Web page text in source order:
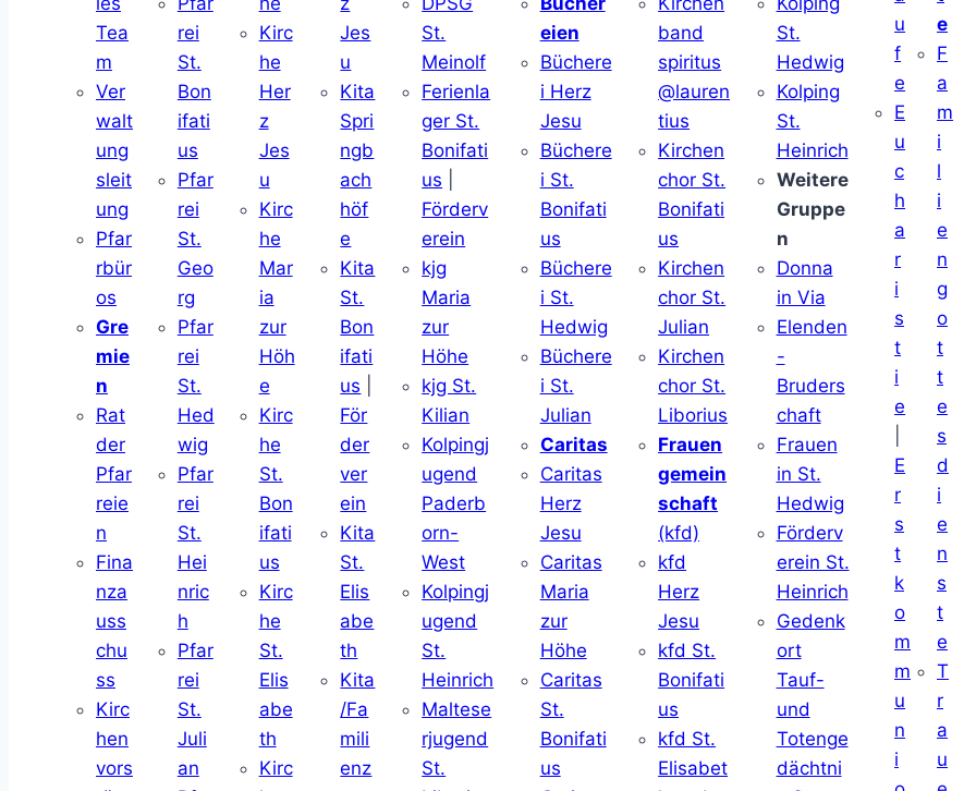
Tea
m
Ver
walt
ung
sleit
ung
Pfar
rbür
os
Gre
mie
n
Rat
der
Pfar
reie
n
Fina
nza
uss
chu
ss
Kirc
hen
vors
rei
St.
Bon
ifati
us
Pfar
rei
St.
Geo
rg
Pfar
rei
St.
Hed
wig
Pfar
rei
St.
Hei
nric
h
Pfar
rei
St.
Juli
an
Kirc
he
Her
z
Jes
u
Kirc
he
Mar
ia
zur
Höh
e
Kirc
he
St.
Bon
ifati
us
Kirc
he
St.
Elis
abe
th
Kirc
Jes
u
Kita
Spri
ngb
ach
höf
e
Kita
St.
Bon
ifati
us
För
der
ver
ein
Kita
St.
Elis
abe
th
Kita
/Fa
mili
enz
St.
Meinolf
Ferienla
ger St.
Bonifati
us
Förderv
erein
kjg
Maria
zur
Höhe
kjg St.
Kilian
Kolpingj
ugend
Paderb
orn-
West
Kolpingj
ugend
St.
Heinrich
Maltese
rjugend
St.
eien
Büchere
i Herz
Jesu
Büchere
i St.
Bonifati
us
Büchere
i St.
Hedwig
Büchere
i St.
Julian
Caritas
Caritas
Herz
Jesu
Caritas
Maria
zur
Höhe
Caritas
St.
Bonifati
us
band
spiritus
@lauren
tius
Kirchen
chor St.
Bonifati
us
Kirchen
chor St.
Julian
Kirchen
chor St.
Liborius
Frauen
gemein
schaft
(kfd)
kfd
Herz
Jesu
kfd St.
Bonifati
us
kfd St.
Elisabet
St.
Hedwig
Kolping
St.
Heinrich
Weitere
Gruppe
n
Donna
in Via
Elenden
-
Bruders
chaft
Frauen
in St.
Hedwig
Förderv
erein St.
Heinrich
Gedenk
ort
Tauf-
und
Totenge
dächtni
u
f
e
E
u
c
h
a
r
i
s
t
i
e
E
r
s
t
k
o
m
m
u
n
i
e
F
a
m
i
l
i
e
n
g
o
t
t
e
s
d
i
e
n
s
t
e
T
r
a
u